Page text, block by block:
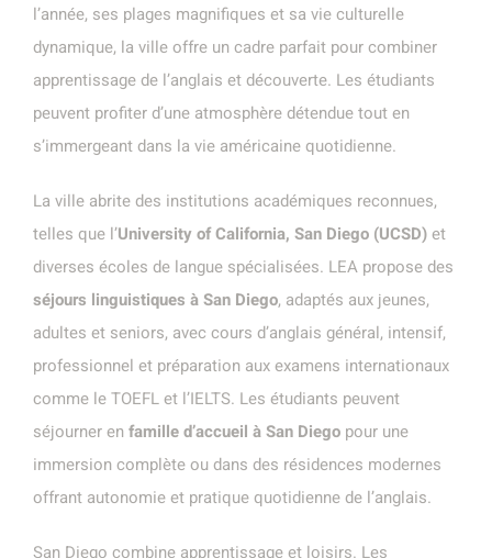
l’année, ses plages magnifiques et sa vie culturelle
dynamique, la ville offre un cadre parfait pour combiner
apprentissage de l’anglais et découverte. Les étudiants
peuvent profiter d’une atmosphère détendue tout en
s’immergeant dans la vie américaine quotidienne.
La ville abrite des institutions académiques reconnues,
telles que l’University of California, San Diego (UCSD)et
diverses écoles de langue spécialisées. LEA propose des
séjours linguistiques à San Diego, adaptés aux jeunes,
adultes et seniors, avec cours d’anglais général, intensif,
professionnel et préparation aux examens internationaux
comme le TOEFL et l’IELTS. Les étudiants peuvent
séjourner enfamille d’accueil à San Diego pour une
immersion complète ou dans des résidences modernes
offrant autonomie et pratique quotidienne de l’anglais.
San Diego combine apprentissage et loisirs. Les